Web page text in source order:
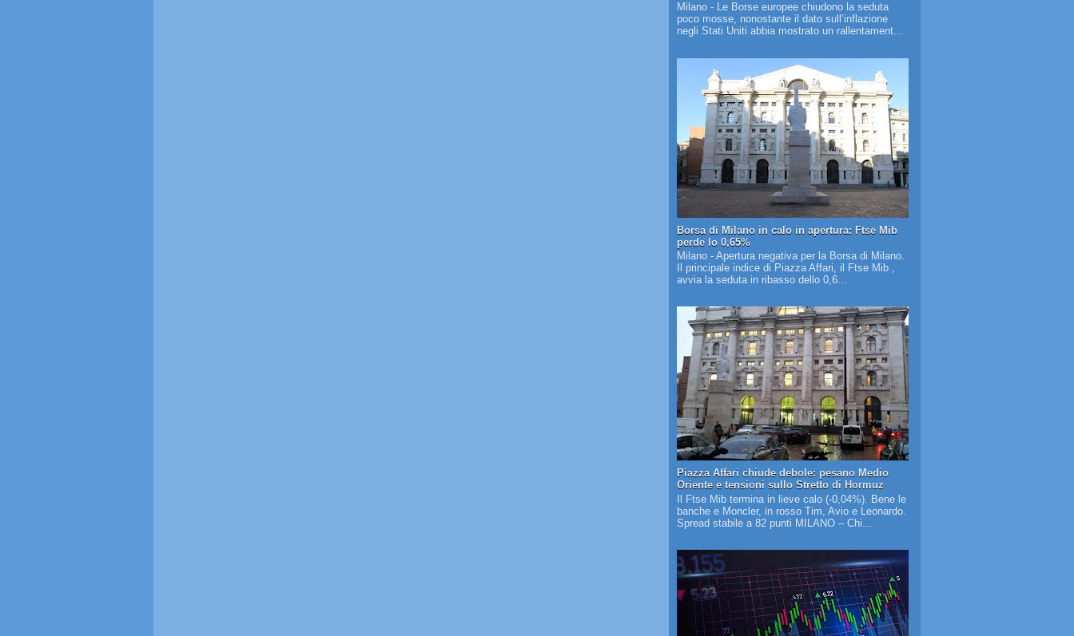
Milano - Le Borse europee chiudono la seduta
poco mosse, nonostante il dato sull’inflazione
negli Stati Uniti abbia mostrato un rallentament...
Borsa di Milano in calo in apertura: Ftse Mib
perde lo 0,65%
Milano - Apertura negativa per la Borsa di Milano.
Il principale indice di Piazza Affari, il Ftse Mib ,
avvia la seduta in ribasso dello 0,6...
Piazza Affari chiude debole: pesano Medio
Oriente e tensioni sullo Stretto di Hormuz
Il Ftse Mib termina in lieve calo (-0,04%). Bene le
banche e Moncler, in rosso Tim, Avio e Leonardo.
Spread stabile a 82 punti MILANO – Chi...